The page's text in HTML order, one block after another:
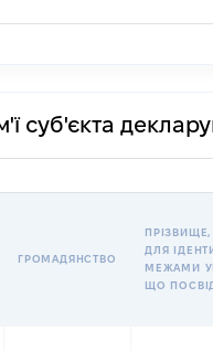
суб'єкта
ГРОМАДЯНСТВО
ПРІЗВИЩЕ,
ДЛЯ
МЕЖАМИ
ЩО